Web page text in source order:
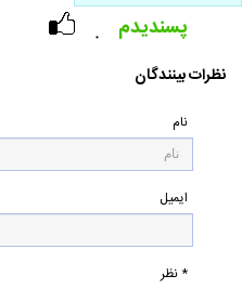
۰ پسندیدم
نظرات بینندگان
نام
ایمیل
* نظر